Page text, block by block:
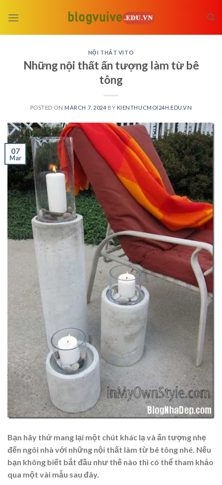
NỘI THẤT VITO
Những nội thất ấn tượng làm từ bê
tông
POSTED ON MARCH 7, 2024 BY KIENTHUCMOI24H.EDU.VN
07
Mar
Bạn hãy thử mang lại một chút khác lạ và ấn tượng nhẹ
đến ngôi nhà với những nội thất làm từ bê tông nhé. Nếu
bạn không biết bắt đầu như thế nào thì có thể tham khảo
qua một vài mẫu sau đây.